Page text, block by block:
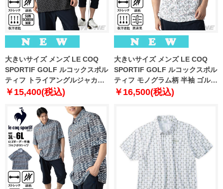
大きいサイズ メンズ LE COQ
SPORTIF GOLF ルコックスポル
ティフ トライアングルジャカー
ド 半袖 ゴルフ ポロシャツ スト
新作 lg6shsb0m 【fre】
￥15,400(税込)
大きいサイズ メンズ LE COQ
SPORTIF GOLF ルコックスポル
ティフ モノグラム柄 半袖 ゴルフ
ポロシャツ ストレッチ 吸汗速乾
￥16,500(税込)